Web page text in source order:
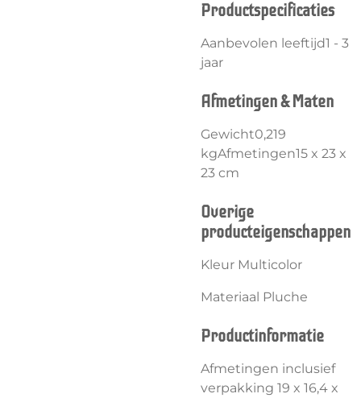
Productspecificaties
Aanbevolen leeftijd1 - 3
jaar
Afmetingen & Maten
Gewicht0,219
kgAfmetingen15 x 23 x
23 cm
Overige
producteigenschappen
Kleur Multicolor
Materiaal Pluche
Productinformatie
Afmetingen inclusief
verpakking 19 x 16,4 x